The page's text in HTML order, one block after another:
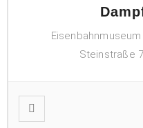
Steinstraße